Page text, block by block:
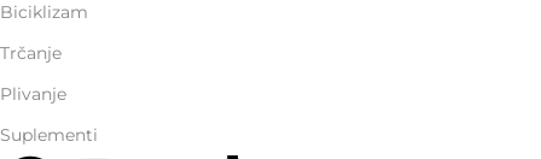
Biciklizam
Trčanje
Plivanje
Suplementi